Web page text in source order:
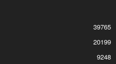
39765
20199
9248